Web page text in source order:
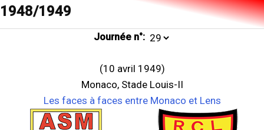
1948/1949
Journée n°:
(10 avril 1949)
Monaco, Stade Louis-II
Les faces à faces entre Monaco et Lens